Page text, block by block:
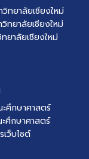
ทยาลัยเชียงใหม่
ทยาลัยเชียงใหม่
ยาลัยเชียงใหม่
ศึกษาศาสตร์
ศึกษาศาสตร์
ว็บไซต์